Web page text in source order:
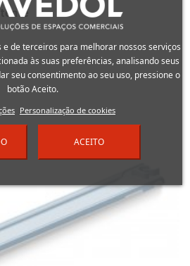
e de terceiros para melhorar nossos serviços
às suas preferências, analisando seus
seu consentimento ao seu uso, pressione o
botão Aceito.
Personalização de cookies
ACEITO